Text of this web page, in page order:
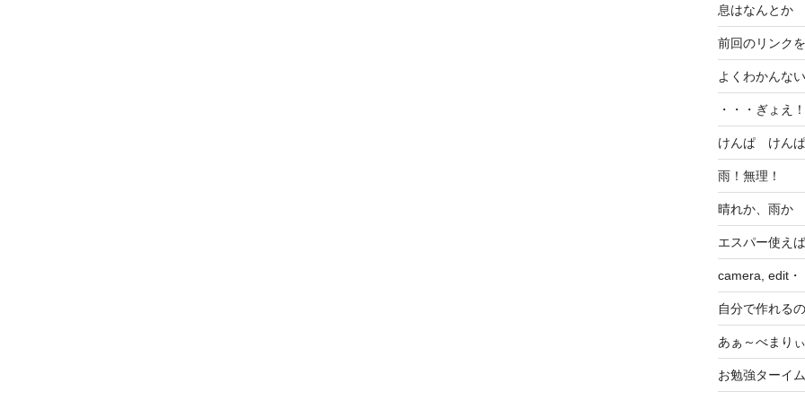
息はなんとか
前回のリンクを
よくわかんない
・・・ぎょえ！
けんぱ けんぱ
雨！無理！
晴れか、雨か
エスパー使えば
camera, edit・
自分で作れる
あぁ～べまり
お勉強ターイム